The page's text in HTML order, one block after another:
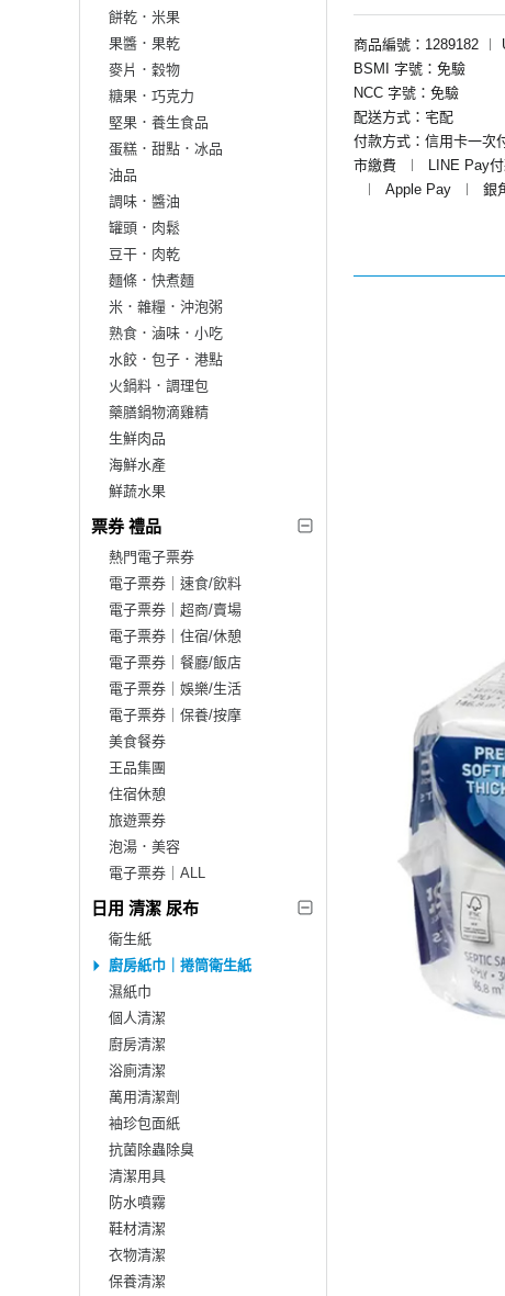
餅乾．米果
果醬．果乾
麥片．穀物
糖果．巧克力
堅果．養生食品
蛋糕．甜點．冰品
油品
調味．醬油
罐頭．肉鬆
豆干．肉乾
麵條．快煮麵
米．雜糧．沖泡粥
熟食．滷味．小吃
水餃．包子．港點
火鍋料．調理包
藥膳鍋物滴雞精
生鮮肉品
海鮮水產
鮮蔬水果
票券 禮品
熱門電子票券
電子票券｜速食/飲料
電子票券｜超商/賣場
電子票券｜住宿/休憩
電子票券｜餐廳/飯店
電子票券｜娛樂/生活
電子票券｜保養/按摩
美食餐券
王品集團
住宿休憩
旅遊票券
泡湯．美容
電子票券｜ALL
日用 清潔 尿布
衛生紙
廚房紙巾｜捲筒衛生紙
濕紙巾
個人清潔
廚房清潔
浴廁清潔
萬用清潔劑
袖珍包面紙
抗菌除蟲除臭
清潔用具
防水噴霧
鞋材清潔
衣物清潔
保養清潔
商品編號：1289182 ︱
BSMI 字號：免驗
NCC 字號：免驗
配送方式：宅配
付款方式：信用卡一次
市繳費
︱ LINE Pay
︱
Apple Pay ︱ 銀